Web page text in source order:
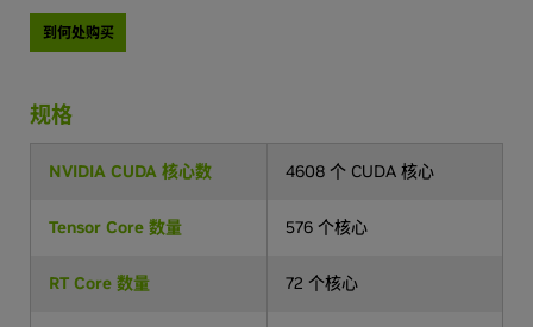
到何处购买
规格
NVIDIA CUDA 核心数 4608 个 CUDA 核心
Tensor Core 数量 576 个核心
RT Core 数量 72 个核心